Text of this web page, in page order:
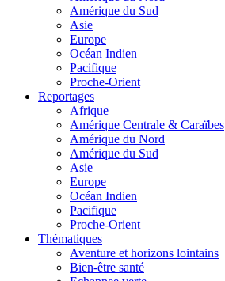
Amérique du Sud
Asie
Europe
Océan Indien
Pacifique
Proche-Orient
Reportages
Afrique
Amérique Centrale & Caraïbes
Amérique du Nord
Amérique du Sud
Asie
Europe
Océan Indien
Pacifique
Proche-Orient
Thématiques
Aventure et horizons lointains
Bien-être santé